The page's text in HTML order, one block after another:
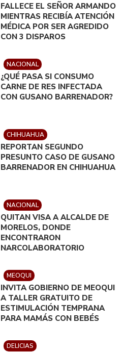
FALLECE EL SEÑOR ARMANDO
MIENTRAS RECIBÍA ATENCIÓN
MÉDICA POR SER AGREDIDO
CON 3 DISPAROS
NACIONAL
¿QUÉ PASA SI CONSUMO
CARNE DE RES INFECTADA
CON GUSANO BARRENADOR?
CHIHUAHUA
REPORTAN SEGUNDO
PRESUNTO CASO DE GUSANO
BARRENADOR EN CHIHUAHUA
NACIONAL
QUITAN VISA A ALCALDE DE
MORELOS, DONDE
ENCONTRARON
NARCOLABORATORIO
MEOQUI
INVITA GOBIERNO DE MEOQUI
A TALLER GRATUITO DE
ESTIMULACIÓN TEMPRANA
PARA MAMÁS CON BEBÉS
DELICIAS